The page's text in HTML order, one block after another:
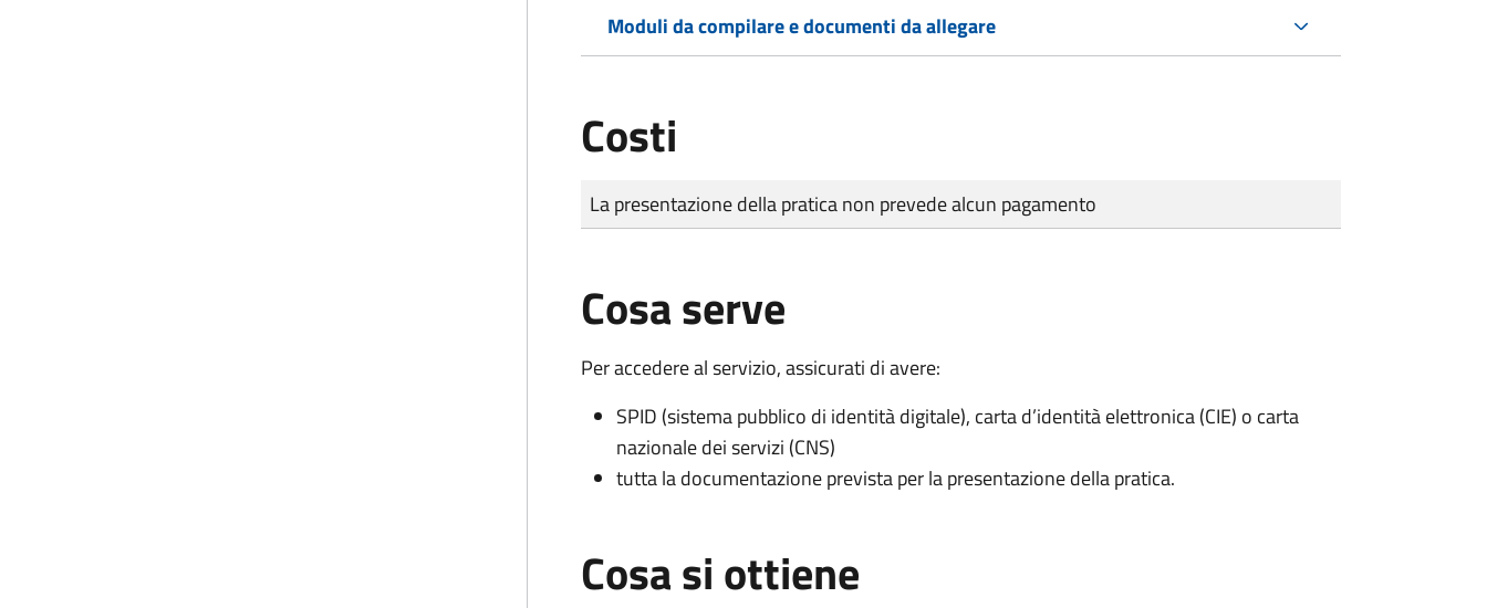
Moduli da compilare e documenti da allegare
Costi
Tipo di pagamento
Importo
La presentazione della pratica non prevede alcun pagamento
Cosa serve
Per accedere al servizio, assicurati di avere:
SPID (sistema pubblico di identità digitale), carta d’identità elettronica (CIE) o carta
nazionale dei servizi (CNS)
tutta la documentazione prevista per la presentazione della pratica.
Cosa si ottiene